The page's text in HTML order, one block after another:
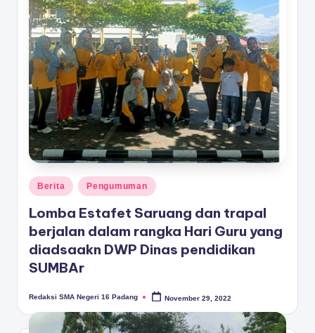
Posted
in
Berita Pengumuman
Lomba Estafet Saruang dan trapal
berjalan dalam rangka Hari Guru yang
diadsaakn DWP Dinas pendidikan
SUMBAr
Posted
Redaksi SMA Negeri 16 Padang November 29, 2022